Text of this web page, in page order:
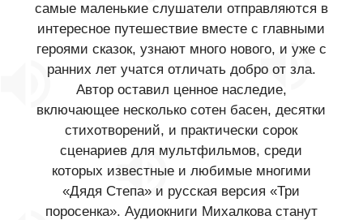
самые маленькие слушатели отправляются в
интересное путешествие вместе с главными
героями сказок, узнают много нового, и уже с
ранних лет учатся отличать добро от зла.
Автор оставил ценное наследие,
включающее несколько сотен басен, десятки
стихотворений, и практически сорок
сценариев для мультфильмов, среди
которых известные и любимые многими
«Дядя Степа» и русская версия «Три
поросенка». Аудиокниги Михалкова станут